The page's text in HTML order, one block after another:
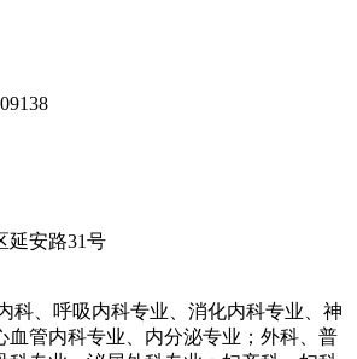
延安路31号
科、呼吸内科专业、消化内科专业、神
血管内科专业、内分泌专业；外科、普